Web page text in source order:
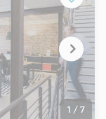
ADSL,
1 / 7